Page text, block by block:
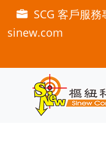
SCG 客戶服務
sinew.com